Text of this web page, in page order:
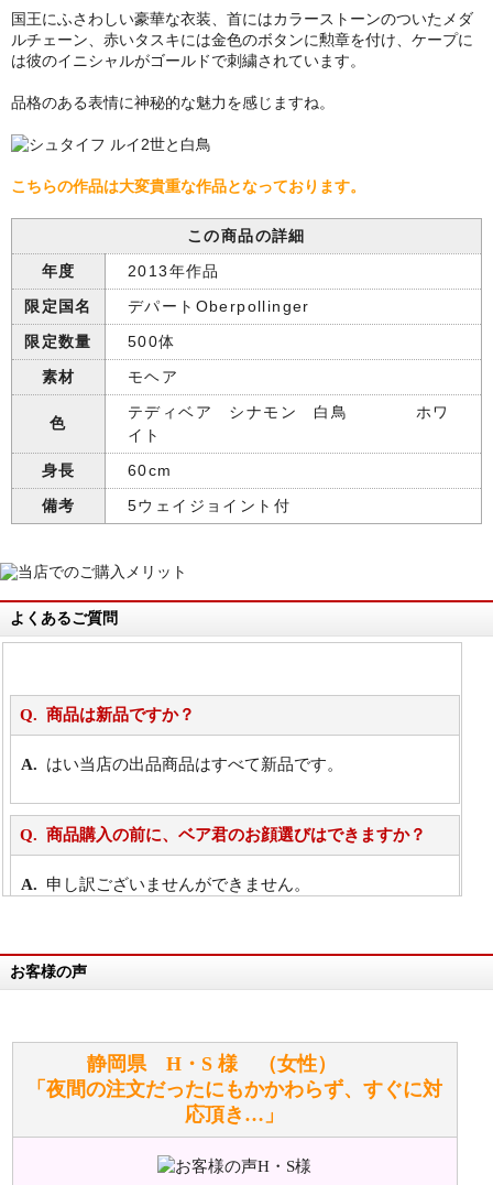
国王にふさわしい豪華な衣装、首にはカラーストーンのついたメダ
ルチェーン、赤いタスキには金色のボタンに勲章を付け、ケープに
は彼のイニシャルがゴールドで刺繍されています。
品格のある表情に神秘的な魅力を感じますね。
こちらの作品は大変貴重な作品となっております。
この商品の詳細
年度
2013年作品
限定国名
デパートOberpollinger
限定数量
500体
素材
モヘア
色
テディベア シナモン 白鳥 ホワ
イト
身長
60cm
備考
5ウェイジョイント付
よくあるご質問
商品は新品ですか？
はい当店の出品商品はすべて新品です。
商品購入の前に、ベア君のお顔選びはできますか？
申し訳ございませんができません。
万が一欲しい商品が見つからない場合は、探して取り
お任せください！それは当店が謡っています「おも
てなしの心」で対応させていただきます。
シュタイフのぬいぐるみは洗濯できますか？ ぬいぐ
るみのお手入れ方法を教えてください。
お客様の声
静岡県 H・S 様 （女性）
「夜間の注文だったにもかかわらず、すぐに対
応頂き…」